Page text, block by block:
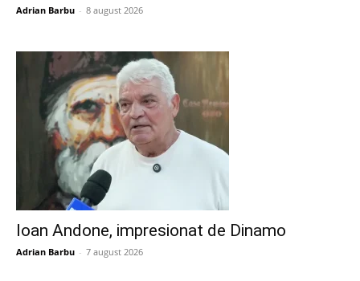
Adrian Barbu - 8 august 2026
Ioan Andone, impresionat de Dinamo
Adrian Barbu - 7 august 2026